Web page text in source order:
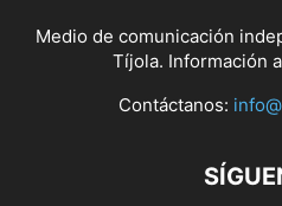
Medio de comunicación
Tíjola. Información
Contáctanos: